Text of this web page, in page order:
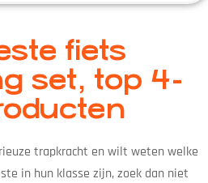
fiets
set, top 4-
trapkracht en wilt weten welke
in hun klasse zijn, zoek dan niet